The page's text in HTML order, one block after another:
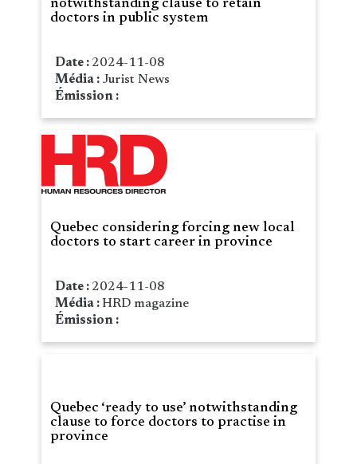
notwithstanding clause to retain
doctors in public system
Date : 2024-11-08
Média : Jurist News
Émission :
Quebec considering forcing new local
doctors to start career in province
Date : 2024-11-08
Média :HRD magazine
Émission :
Quebec ‘ready to use’ notwithstanding
clause to force doctors to practise in
province